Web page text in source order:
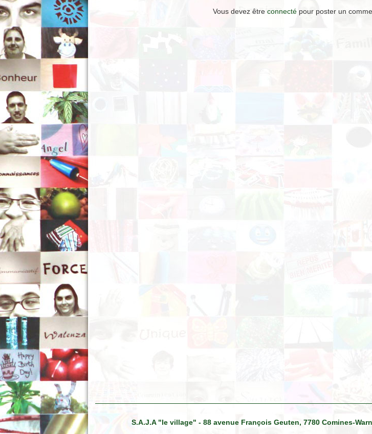
Vous devez être connectépour poster un
S.A.J.A "le village" - 88 avenue François Geuten, 7780 Comines-